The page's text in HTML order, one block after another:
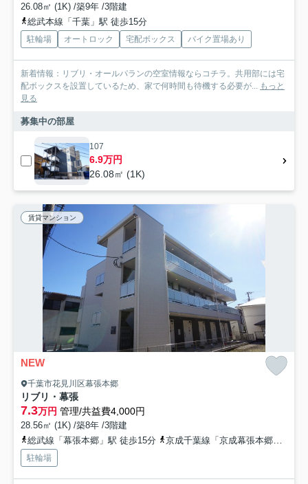
26.08㎡ (1K) /築9年 /3階建
総武本線「千葉」駅 徒歩15分
駐輪場 オートロック 宅配ボックス バイク置場あり
新着情報：リブリ・オールパランの空室情報ならコチラ。共用部には宅
配ボックスを設置しているため、家で何時間も待機する必要が... もっと
見る
募集中の部屋
107
6.9万円
26.08㎡ (1K)
賃貸マンション
NEW
千葉市花見川区幕張本郷
リブリ・幕張
7.3万円 管理/共益費4,000円
28.56㎡ (1K) /築8年 /3階建
総武線「幕張本郷」駅 徒歩15分
京成千葉線「京成幕張本郷」駅 徒歩15分
駐輪場